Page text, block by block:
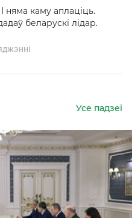
няма каму аплаціць.
беларускі лідар.
Усе падзеі